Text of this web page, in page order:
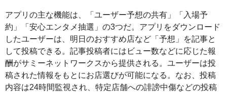
アプリの主な機能は、「ユーザー予想の共有」「入場予
約」「安心エンタメ抽選」の3つだ。アプリをダウンロード
したユーザーは、明日のおすすめ店など「予想」を記事と
して投稿できる。記事投稿者にはビュー数などに応じた報
酬がサミーネットワークスから提供される。ユーザーは投
稿された情報をもとにお店選びが可能になる。なお、投稿
内容は24時間監視され、特定店舗への誹謗中傷などの投稿